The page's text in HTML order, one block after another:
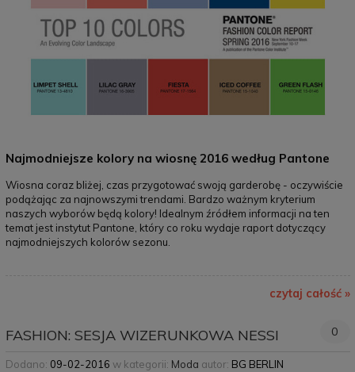
Najmodniejsze kolory na wiosnę 2016 według Pantone
Wiosna coraz bliżej, czas przygotować swoją garderobę - oczywiście
podążając za najnowszymi trendami. Bardzo ważnym kryterium
naszych wyborów będą kolory! Idealnym źródłem informacji na ten
temat jest instytut Pantone, który co roku wydaje raport dotyczący
najmodniejszych kolorów sezonu.
czytaj całość »
FASHION: SESJA WIZERUNKOWA NESSI 0
Dodano: 09-02-2016 w kategorii: Moda autor: BG BERLIN